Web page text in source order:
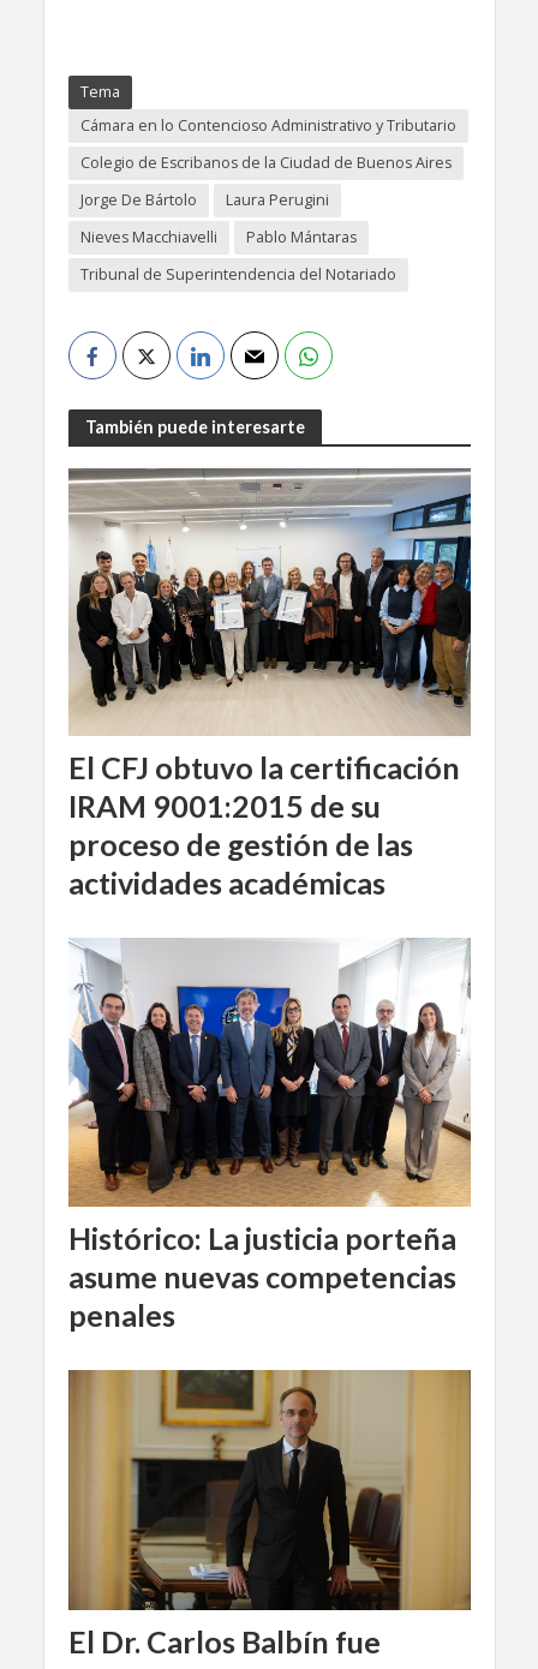
Tema
Cámara en lo Contencioso Administrativo y Tributario
Colegio de Escribanos de la Ciudad de Buenos Aires
Jorge De Bártolo
Laura Perugini
Nieves Macchiavelli
Pablo Mántaras
Tribunal de Superintendencia del Notariado
También puede interesarte
El CFJ obtuvo la certificación
IRAM 9001:2015 de su
proceso de gestión de las
actividades académicas
Histórico: La justicia porteña
asume nuevas competencias
penales
El Dr. Carlos Balbín fue